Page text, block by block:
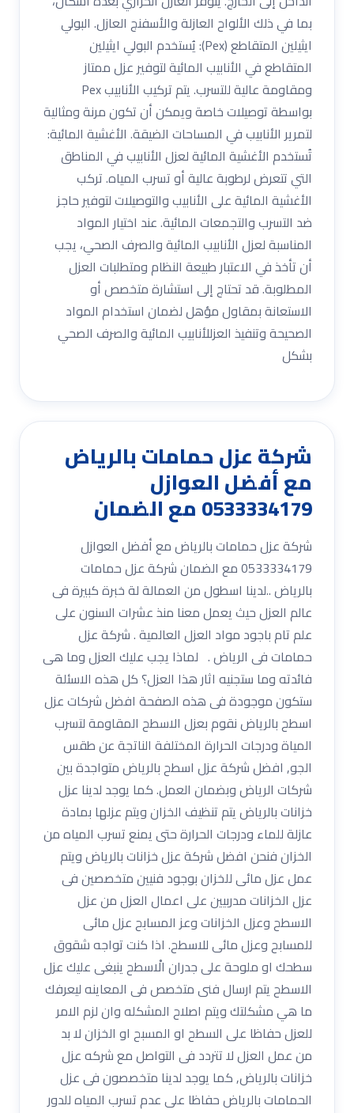
بما في ذلك الألواح العازلة والأسفنج العازل. البولي
ايثيلين المتقاطع (Pex): يُستخدم البولي ايثيلين
المتقاطع في الأنابيب المائية لتوفير عزل ممتاز
ومقاومة عالية للتسرب. يتم تركيب الأنابيب Pex
بواسطة توصيلات خاصة ويمكن أن تكون مرنة ومثالية
لتمرير الأنابيب في المساحات الضيقة. الأغشية المائية:
تُستخدم الأغشية المائية لعزل الأنابيب في المناطق
التي تتعرض لرطوبة عالية أو تسرب المياه. تركب
الأغشية المائية على الأنابيب والتوصيلات لتوفير حاجز
ضد التسرب والتجمعات المائية. عند اختيار المواد
المناسبة لعزل الأنابيب المائية والصرف الصحي، يجب
أن تأخذ في الاعتبار طبيعة النظام ومتطلبات العزل
المطلوبة. قد تحتاج إلى استشارة متخصص أو
الاستعانة بمقاول مؤهل لضمان استخدام المواد
الصحيحة وتنفيذ العزللأنابيب المائية والصرف الصحي
بشكل
شركة عزل حمامات بالرياض
مع أفضل العوازل
0533334179 مع الضمان
شركة عزل حمامات بالرياض مع أفضل العوازل
0533334179 مع الضمان شركة عزل حمامات
بالرياض ..لدينا اسطول من العمالة لة خبرة كبيرة فى
عالم العزل حيث يعمل معنا منذ عشرات السنون على
علم تام باجود مواد العزل العالمية . شركة عزل
حمامات فى الرياض . لماذا يجب عليك العزل وما هى
فائدته وما ستجنيه اثار هذا العزل؟ كل هذه الاسئلة
ستكون موجودة فى هذه الصفحة افضل شركات عزل
اسطح بالرياض نقوم بعزل الاسطح المقاومة لتسرب
المياة ودرجات الحرارة المختلفة الناتجة عن طقس
الجو, افضل شركة عزل اسطح بالرياض متواجدة بين
شركات الرياض وبضمان العمل. كما يوجد لدينا عزل
خزانات بالرياض يتم تنظيف الخزان ويتم عزلها بمادة
عازلة للماء ودرجات الحرارة حتى يمنع تسرب المياه من
الخزان فنحن افضل شركة عزل خزانات بالرياض ويتم
عمل عزل مائى للخزان بوجود فنيين متخصصين فى
عزل الخزانات مدربيين على اعمال العزل من عزل
الاسطح وعزل الخزانات وعز المسابح عزل مائى
للمسابح وعزل مائى للاسطح. اذا كنت تواجه شقوق
سطحك او ملوحة على جدران الْاسطح ينبغى عليك عزل
الاسطح يتم ارسال فنى متخصص فى المعاينه ليعرفك
ما هي مشكلتك ويتم اصلاح المشكله وان لزم الامر
للعزل حفاظا على السطح او المسبح او الخزان لا بد
من عمل العزل لا تتردد فى التواصل مع شركه عزل
خزانات بالرياض, كما يوجد لدينا متخصصون فى عزل
الحمامات بالرياض حفاظا على عدم تسرب المياه للدور